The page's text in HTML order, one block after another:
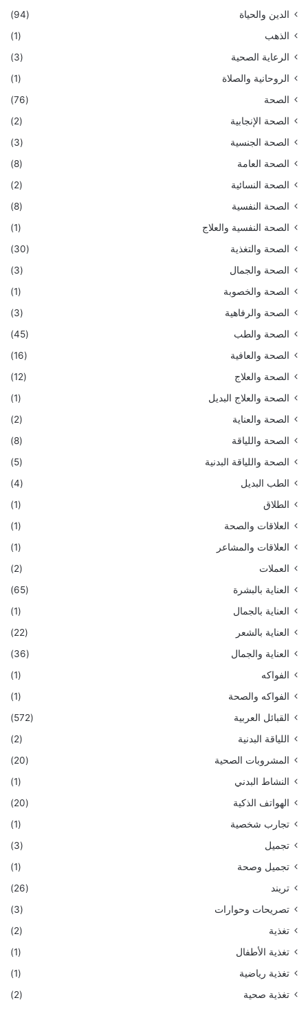
الدين والحياة
(94)
الذهب
(1)
الرعاية الصحية
(3)
الروحانية والصلاة
(1)
الصحة
(76)
الصحة الإنجابية
(2)
الصحة الجنسية
(3)
الصحة العامة
(8)
الصحة النسائية
(2)
الصحة النفسية
(8)
الصحة النفسية والعلاج
(1)
الصحة والتغذية
(30)
الصحة والجمال
(3)
الصحة والخصوبة
(1)
الصحة والرفاهية
(3)
الصحة والطب
(45)
الصحة والعافية
(16)
الصحة والعلاج
(12)
الصحة والعلاج البديل
(1)
الصحة والعناية
(2)
الصحة واللياقة
(8)
الصحة واللياقة البدنية
(5)
الطب البديل
(4)
الطلاق
(1)
العلاقات والصحة
(1)
العلاقات والمشاعر
(1)
العملات
(2)
العناية بالبشرة
(65)
العناية بالجمال
(1)
العناية بالشعر
(22)
العناية والجمال
(36)
الفواكه
(1)
الفواكه والصحة
(1)
القبائل العربية
(572)
اللياقة البدنية
(2)
المشروبات الصحية
(20)
النشاط البدني
(1)
الهواتف الذكية
(20)
تجارب شخصية
(1)
تجميل
(3)
تجميل وصحة
(1)
تريند
(26)
تصريحات وحوارات
(3)
تغذية
(2)
تغذية الأطفال
(1)
تغذية رياضية
(1)
تغذية صحية
(2)